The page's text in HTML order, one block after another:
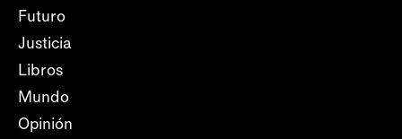
Futuro
Justicia
Libros
Mundo
Opinión